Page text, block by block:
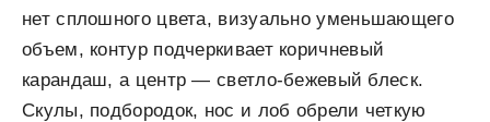
нет сплошного цвета, визуально уменьшающего
объем, контур подчеркивает коричневый
карандаш, а центр — светло-бежевый блеск.
Скулы, подбородок, нос и лоб обрели четкую